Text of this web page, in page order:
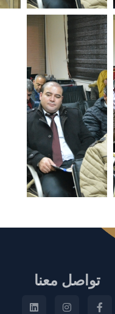
تواصل معنا